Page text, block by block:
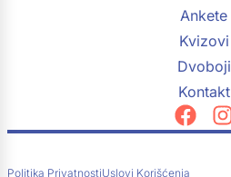
Ankete
Kvizovi
Dvoboji
Kontakt
Politika PrivatnostiUslovi Korišćenja